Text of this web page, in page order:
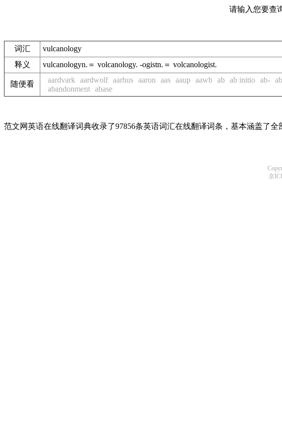
请输入您要查
词汇
vulcanology
释义
vulcanologyn.＝ volcanology. -ogistn.＝ volcanologist.
随便看 aardvark aardwolf aarhus aaron aas aaup aawb ab ab initio ab-
abandonment abase
范文网英语在线翻译词典收录了97856条英语词汇在线翻译词条，基本涵盖了
京